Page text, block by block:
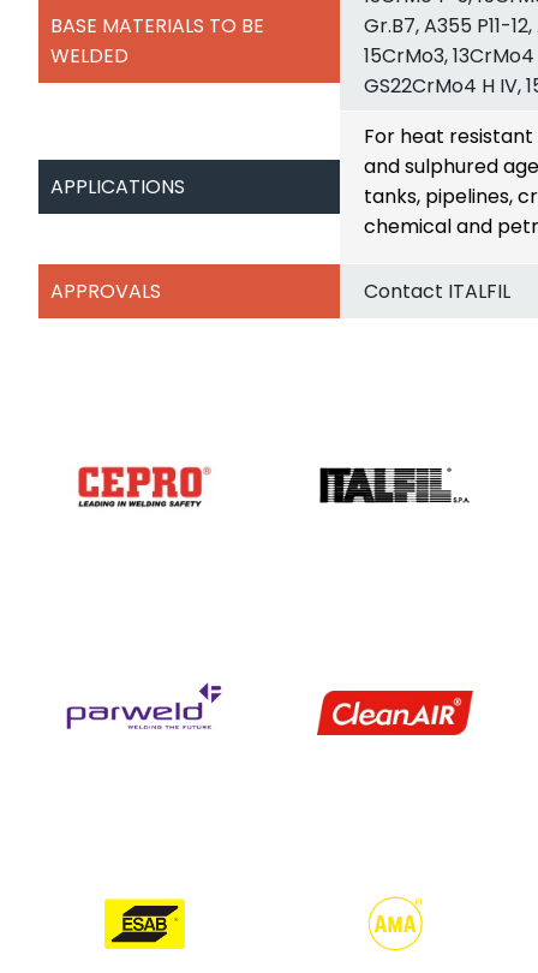
BASE MATERIALS TO BE
WELDED
Gr.B7, A355 P11-
15CrMo3,
GS22CrMo4 H IV,
APPLICATIONS
For heat
and sulphured
tanks, pipelines,
chemical and
APPROVALS Contact ITALFIL